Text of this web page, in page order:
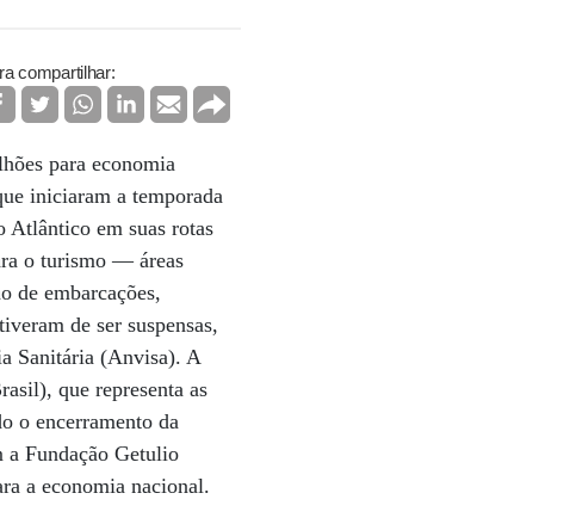
compartilhar:
para economia
iniciaram a temporada
Atlântico em suas rotas
o turismo — áreas
de embarcações,
de ser suspensas,
Sanitária (Anvisa). A
que representa as
o encerramento da
a Fundação Getulio
a economia nacional.